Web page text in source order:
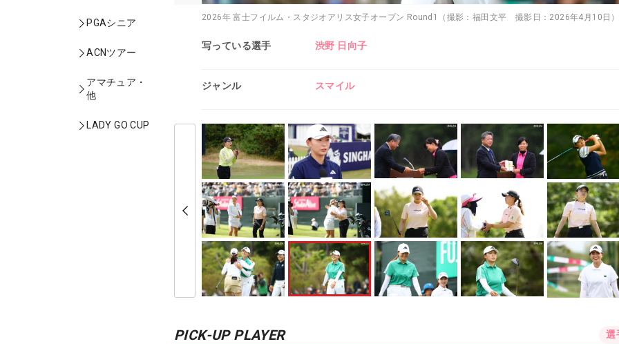
PGAシニア
ACNツアー
アマチュア・
他
LADY GO CUP
2026年 富士フイルム・スタジオアリス女子オープン Round1（撮影：福田文平 撮影日：2026年4月10日）
写っている選手 渋野 日向子
ジャンル スマイル
PICK-UP PLAYER 選